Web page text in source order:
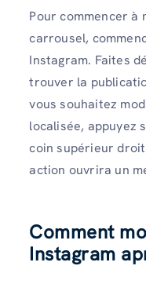
Pour commencer
carrousel,
Instagram. Faites
trouver la
vous souhaitez
localisée, appuyez
coin supérieur
action ouvrira un
Comment
Instagram